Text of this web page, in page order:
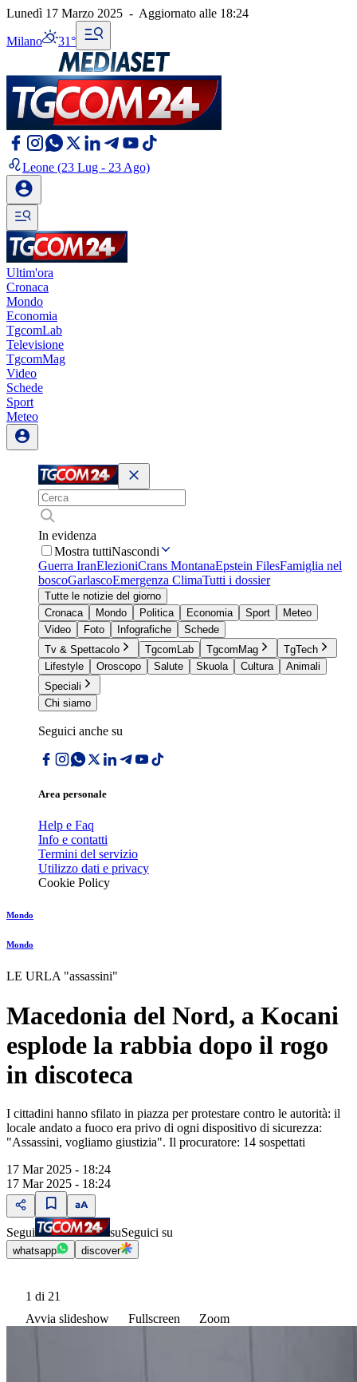
Lunedì 17 Marzo 2025 - Aggiornato alle 18:24
Milano 31°
Leone (23 Lug - 23 Ago)
Ultim'ora
Cronaca
Mondo
Economia
TgcomLab
Televisione
TgcomMag
Video
Schede
Sport
Meteo
In evidenza
Mostra tuttiNascondi
Guerra IranElezioniCrans MontanaEpstein FilesFamiglia nel
boscoGarlascoEmergenza ClimaTutti i dossier
Tutte le notizie del giorno
Cronaca
Mondo Politica Economia Sport
Meteo
Video
Foto Infografiche
Schede
Tv & Spettacolo
TgcomLab TgcomMag
TgTech
Lifestyle
Oroscopo Salute Skuola Cultura
Animali
Speciali
Chi siamo
Seguici anche su
Area personale
Help e Faq
Info e contatti
Termini del servizio
Utilizzo dati e privacy
Cookie Policy
Mondo
Mondo
LE URLA "assassini"
Macedonia del Nord, a Kocani
esplode la rabbia dopo il rogo
in discoteca
I cittadini hanno sfilato in piazza per protestare contro le autorità: il
locale andato a fuoco era privo di ogni dispositivo di sicurezza:
"Assassini, vogliamo giustizia". Il procuratore: 14 sospettati
17 Mar 2025 - 18:24
17 Mar 2025 - 18:24
Segui suSeguici su
whatsapp discover
1 di 21
Avvia slideshow
Fullscreen Zoom